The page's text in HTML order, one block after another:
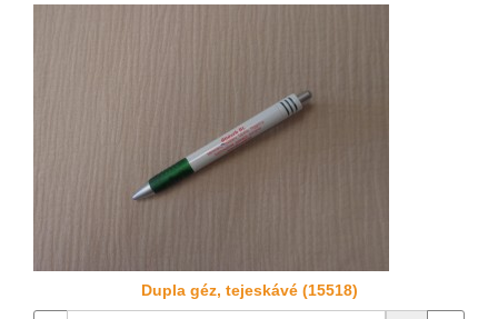
Dupla géz, tejeskávé (15518)